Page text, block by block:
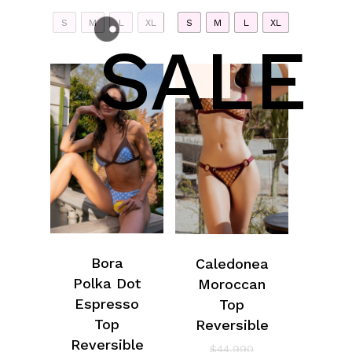
No hay productos en el carrito.
S M L XL S M L XL
Bora
Polka Dot
Espresso
Top
Reversible
SALE
Caledonea
Moroccan
Top
Reversible
$44.990El